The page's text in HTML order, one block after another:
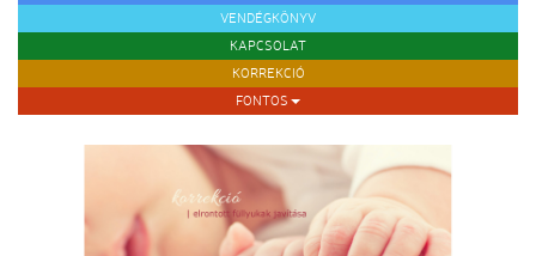
VENDÉGKÖNYV
KAPCSOLAT
KORREKCIÓ
FONTOS